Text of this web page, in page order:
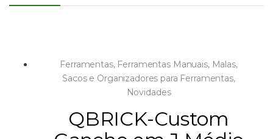
Ferramentas, Ferramentas Manuais, Malas,
Sacos e Organizadores para Ferramentas,
Novidades
QBRICK-Custom